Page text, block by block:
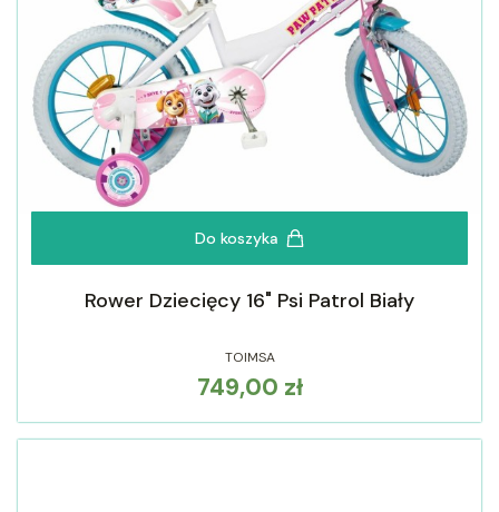
Do koszyka
Rower Dziecięcy 16" Psi Patrol Biały
TOIMSA
Cena
749,00 zł